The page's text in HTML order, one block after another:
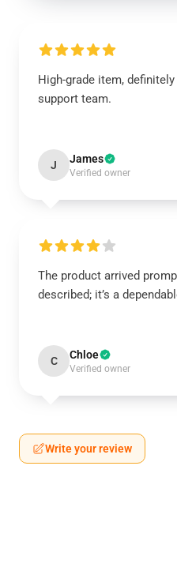
High-grade item,
support team.
J James
Verified owner
The product arrived
described; it’s a
C Chloe
Verified owner
Write your review